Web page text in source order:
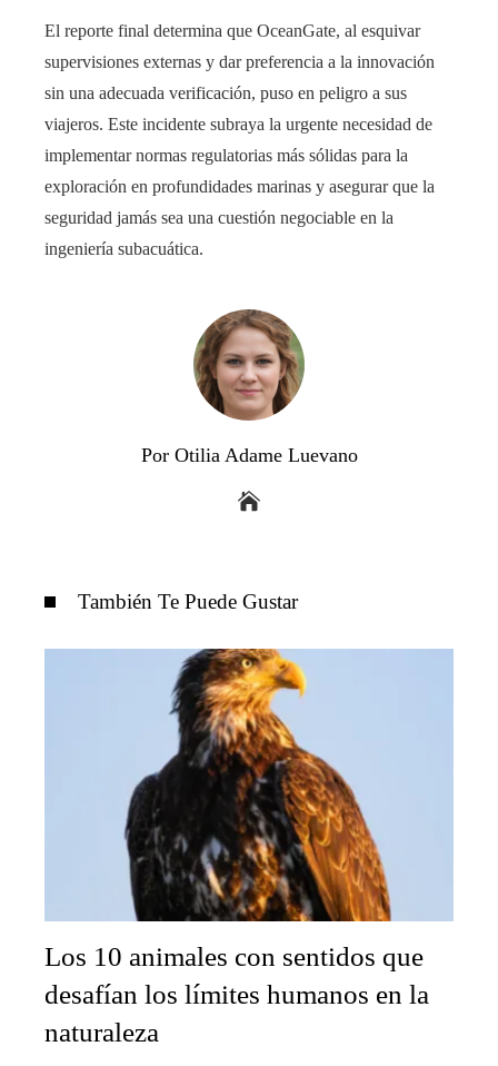
El reporte final determina que OceanGate, al esquivar
supervisiones externas y dar preferencia a la innovación
sin una adecuada verificación, puso en peligro a sus
viajeros. Este incidente subraya la urgente necesidad de
implementar normas regulatorias más sólidas para la
exploración en profundidades marinas y asegurar que la
seguridad jamás sea una cuestión negociable en la
ingeniería subacuática.
Por Otilia Adame Luevano
También Te Puede Gustar
Los 10 animales con sentidos que
desafían los límites humanos en la
naturaleza